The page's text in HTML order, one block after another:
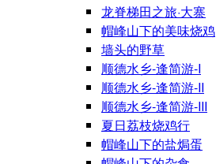
龙脊梯田之旅·大寨
帽峰山下的美味烧鸡
墙头的野草
顺德水乡-逢简游-I
顺德水乡-逢简游-II
顺德水乡-逢简游-III
夏日荔枝烧鸡行
帽峰山下的盐焗蛋